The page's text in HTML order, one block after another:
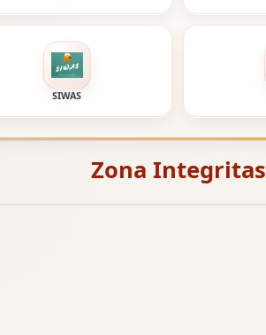
SIWAS
Zona Integritas